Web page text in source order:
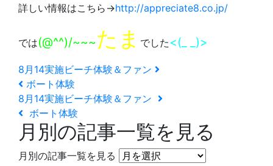
詳しい情報はこちら→http://appreciate8.co.jp/
では(@^^)/~~~たま でした <(_ _)>
8月14実施ビーチ体験＆ファン
ボート体験
8月14実施ビーチ体験＆ファン
ボート体験
月別の記事一覧を見る
月別の記事一覧を見る